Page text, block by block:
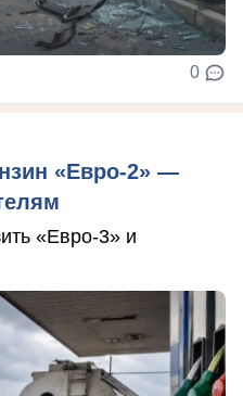
0
«Евро-2» —
«Евро-3» и